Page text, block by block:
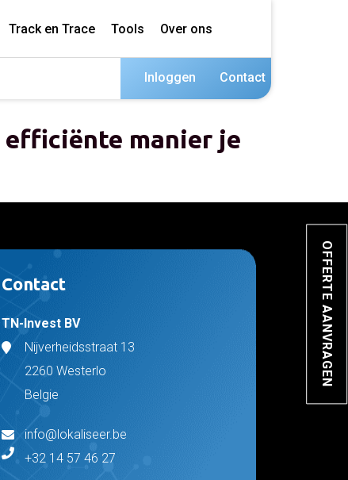
Track en Trace Tools Over ons
Inloggen Contact
OFFERTE AANVRAGEN
efficiënte manier je
Contact
TN-Invest BV
Nijverheidsstraat 13
2260 Westerlo
Belgie
info@lokaliseer.be
+32 14 57 46 27